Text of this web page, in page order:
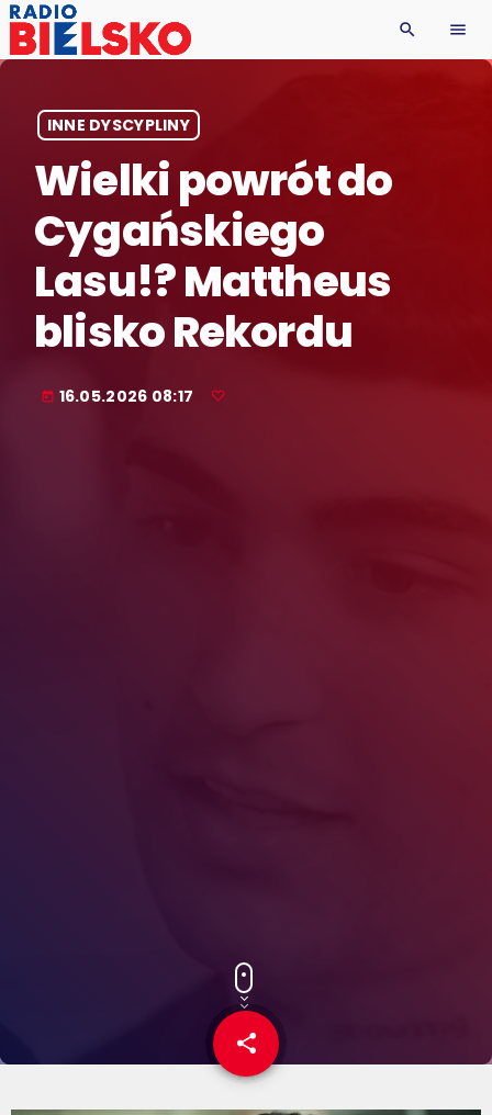
search menu
INNE DYSCYPLINY
Wielki powrót do
Cygańskiego
Lasu!? Mattheus
blisko Rekordu
today 16.05.2026 08:17
share
email